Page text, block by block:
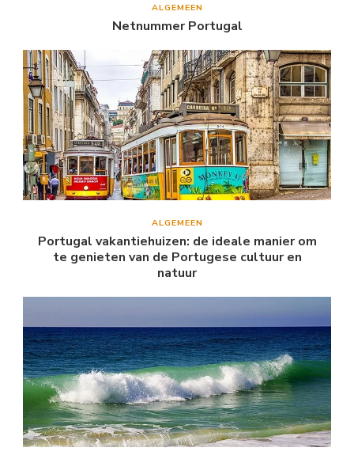
ALGEMEEN
Netnummer Portugal
ALGEMEEN
Portugal vakantiehuizen: de ideale manier om
te genieten van de Portugese cultuur en
natuur